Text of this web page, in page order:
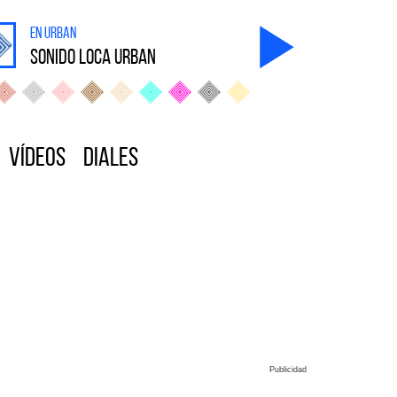
en Urban
sonido Loca Urban
Vídeos Diales
Publicidad